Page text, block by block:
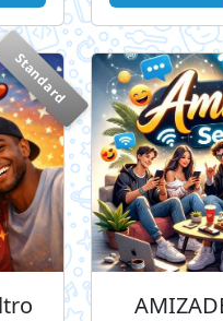
Standard